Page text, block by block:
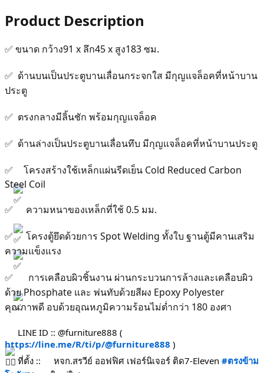
Product Description
✅ ขนาด กว้าง91 x ลึก45 x สูง183 ซม.
✅ ด้านบนเป็นประตูบานเลื่อนกระจกใส มีกุญแจล็อคที่หน้าบาน
ประตู
✅ ตรงกลางมีลิ้นชัก พร้อมกุญแจล็อค
✅ ด้านล่างเป็นประตูบานเลื่อนทึบ มีกุญแจล็อคที่หน้าบานประตู
✅
โครงสร้างใช้เหล็กแผ่นรีดเย็น Cold Reduced Carbon
Steel Coil
✅
ความหนาของเหล็กที่ใช้ 0.5 มม.
✅
โครงตู้ยึดด้วยการ Spot Welding ทั้งใบ ฐานตู้มีคานเสริม
ความแข็งแรง
✅
การเคลือบผิวชิ้นงาน ผ่านกระบวนการล้างและเคลือบผิว
ด้วย Phosphate และ พ่นทับด้วยสีผง Epoxy Polyester
คุณภาพดี อบด้วยอุณหภูมิความร้อนไม่ต่ำกว่า 180 องศา
https://line.me/R/ti/p/@furniture888 )
ที่ตั้ง ::
หจก.สรวีย์ ออฟฟิศ เฟอร์นิเจอร์ ติด7-Eleven #ตรงข้าม